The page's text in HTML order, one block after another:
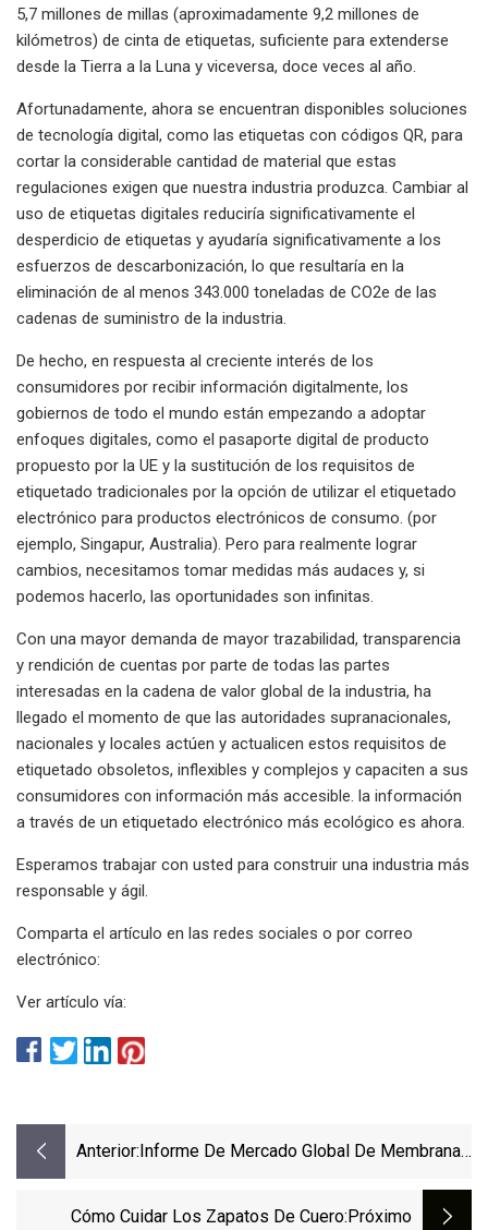
5,7 millones de millas (aproximadamente 9,2 millones de
kilómetros) de cinta de etiquetas, suficiente para extenderse
desde la Tierra a la Luna y viceversa, doce veces al año.
Afortunadamente, ahora se encuentran disponibles soluciones
de tecnología digital, como las etiquetas con códigos QR, para
cortar la considerable cantidad de material que estas
regulaciones exigen que nuestra industria produzca. Cambiar al
uso de etiquetas digitales reduciría significativamente el
desperdicio de etiquetas y ayudaría significativamente a los
esfuerzos de descarbonización, lo que resultaría en la
eliminación de al menos 343.000 toneladas de CO2e de las
cadenas de suministro de la industria.
De hecho, en respuesta al creciente interés de los
consumidores por recibir información digitalmente, los
gobiernos de todo el mundo están empezando a adoptar
enfoques digitales, como el pasaporte digital de producto
propuesto por la UE y la sustitución de los requisitos de
etiquetado tradicionales por la opción de utilizar el etiquetado
electrónico para productos electrónicos de consumo. (por
ejemplo, Singapur, Australia). Pero para realmente lograr
cambios, necesitamos tomar medidas más audaces y, si
podemos hacerlo, las oportunidades son infinitas.
Con una mayor demanda de mayor trazabilidad, transparencia
y rendición de cuentas por parte de todas las partes
interesadas en la cadena de valor global de la industria, ha
llegado el momento de que las autoridades supranacionales,
nacionales y locales actúen y actualicen estos requisitos de
etiquetado obsoletos, inflexibles y complejos y capaciten a sus
consumidores con información más accesible. la información
a través de un etiquetado electrónico más ecológico es ahora.
Esperamos trabajar con usted para construir una industria más
responsable y ágil.
Comparta el artículo en las redes sociales o por correo
electrónico:
Ver artículo vía:
Anterior: Informe De Mercado Global De Membranas
Cómo Cuidar Los Zapatos De Cuero:próximo